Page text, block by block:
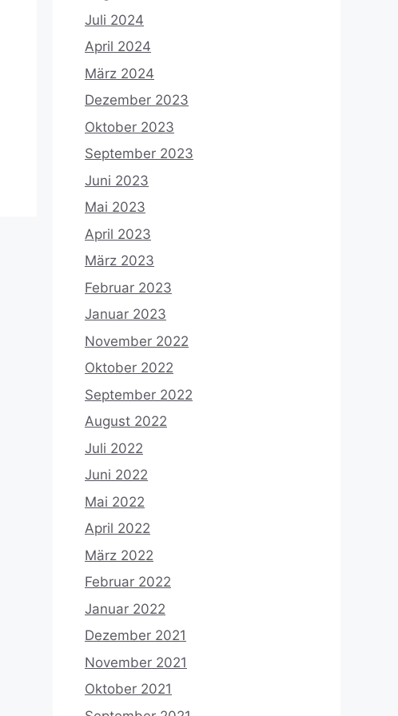
Juli 2024
April 2024
März 2024
Dezember 2023
Oktober 2023
September 2023
Juni 2023
Mai 2023
April 2023
März 2023
Februar 2023
Januar 2023
November 2022
Oktober 2022
September 2022
August 2022
Juli 2022
Juni 2022
Mai 2022
April 2022
März 2022
Februar 2022
Januar 2022
Dezember 2021
November 2021
Oktober 2021